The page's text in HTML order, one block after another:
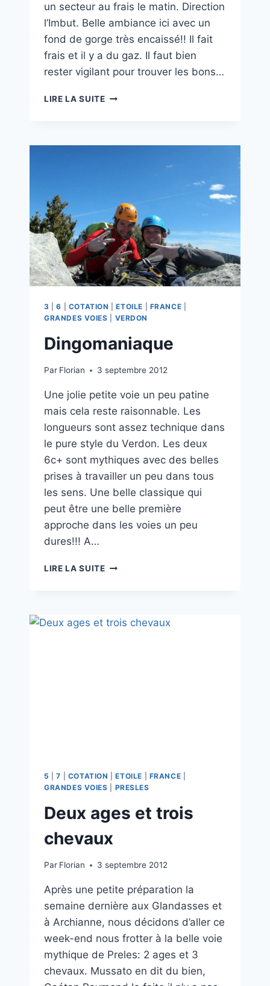
un secteur au frais le matin. Direction
l’Imbut. Belle ambiance ici avec un
fond de gorge très encaissé!! Il fait
frais et il y a du gaz. Il faut bien
rester vigilant pour trouver les bons…
LIRE LA SUITEHOLD
3 |6 COTATION |ETOILE FRANCE
GRANDES VOIES
VERDON
Dingomaniaque
Par Florian 3 septembre 2012
Une jolie petite voie un peu patine
mais cela reste raisonnable. Les
longueurs sont assez technique dans
le pure style du Verdon. Les deux
6c+ sont mythiques avec des belles
prises à travailler un peu dans tous
les sens. Une belle classique qui
peut être une belle première
approche dans les voies un peu
dures!!! A…
LIRE LA SUITEDINGOMANIAQUE
5 |7 COTATION |ETOILE FRANCE
GRANDES VOIES
PRESLES
Deux ages et trois
chevaux
Par Florian 3 septembre 2012
Après une petite préparation la
semaine dernière aux Glandasses et
à Archianne, nous décidons d’aller ce
week-end nous frotter à la belle voie
mythique de Preles: 2 ages et 3
chevaux. Mussato en dit du bien,